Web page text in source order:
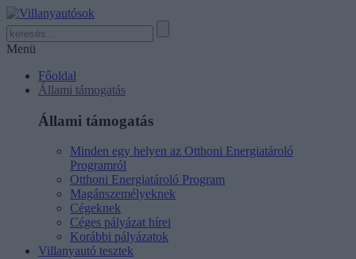
Menü
Főoldal
Állami támogatás
Állami támogatás
Minden egy helyen az Otthoni Energiatároló
Programról
Otthoni Energiatároló Program
Magánszemélyeknek
Cégeknek
Céges pályázat hírei
Korábbi pályázatok
Villanyautó tesztek